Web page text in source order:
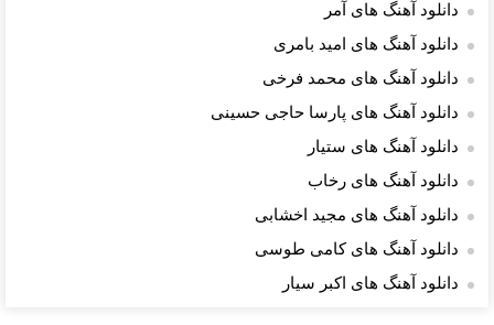
دانلود آهنگ های آمر
دانلود آهنگ های امید بامری
دانلود آهنگ های محمد فرخی
دانلود آهنگ های پارسا حاجی حسینی
دانلود آهنگ های ستیار
دانلود آهنگ های رخاب
دانلود آهنگ های مجید اخشابی
دانلود آهنگ های کامی طوسی
دانلود آهنگ های اکبر سیار